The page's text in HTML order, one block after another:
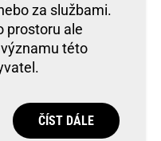
za službami.
prostoru ale
této
ČÍST DÁLE